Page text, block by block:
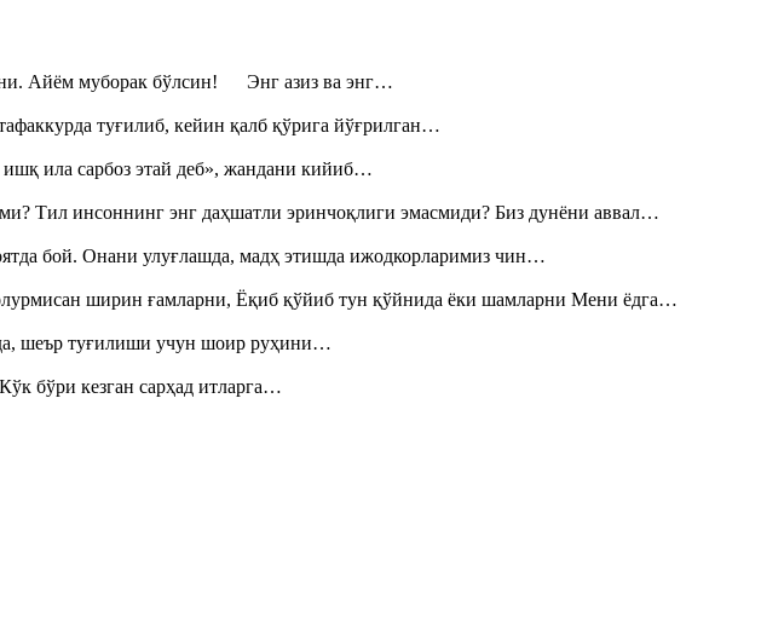
Айём муборак бўлсин! Энг азиз ва энг…
туғилиб, кейин қалб қўрига йўғрилган…
ила сарбоз этай деб», жандани кийиб…
Тил инсоннинг энг даҳшатли эринчоқлиги эмасмиди? Биз дунёни аввал…
бой. Онани улуғлашда, мадҳ этишда ижодкорларимиз чин…
ширин ғамларни, Ёқиб қўйиб тун қўйнида ёки шамларни Мени ёдга…
шеър туғилиши учун шоир руҳини…
бўри кезган сарҳад итларга…